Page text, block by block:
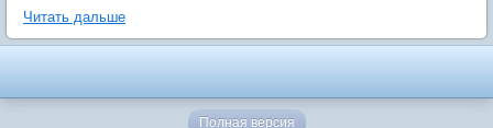
Читать дальше
Полная версия